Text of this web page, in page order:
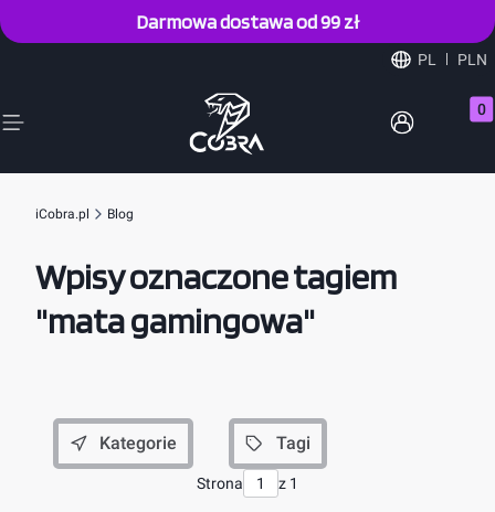
Darmowa dostawa od 99 zł
PL PLN
iCobra.pl Blog
Wpisy oznaczone tagiem
"mata gamingowa"
Kategorie Tagi
Strona z 1